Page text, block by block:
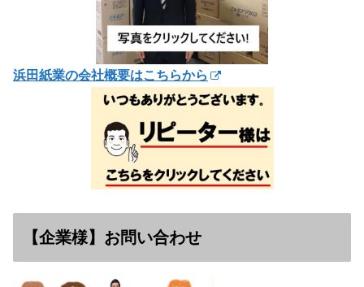
浜田紙業の会社概要はこちらから
【企業様】お問い合わせ